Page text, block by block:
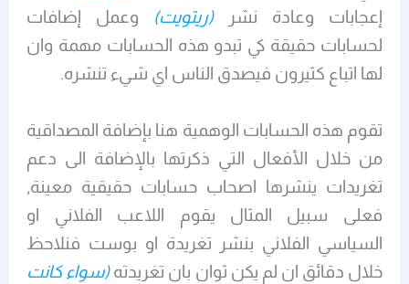
إعجابات وعادة نشر(ريتويت) وعمل إضافات
لحسابات حقيقة كي تبدو هذه الحسابات مهمة وان
لها اتباع كثيرون فيصدق الناس اي شيء تنشره.
تقوم هذه الحسابات الوهمية هنا بإضافة المصداقية
من خلال الأفعال التي ذكرتها بالإضافة الى دعم
تغريدات ينشرها اصحاب حسابات حقيقية معينة,
فعلى سبيل المثال يقوم اللاعب الفلاني او
السياسي الفلاني بنشر تغريدة او بوست فنلاحظ
خلال دقائق ان لم يكن ثوان بان تغريدته(سواء كانت